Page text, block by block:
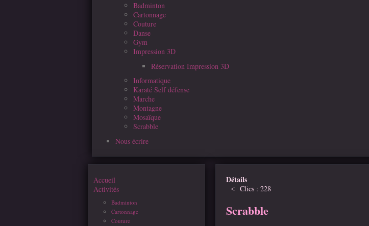
Badminton
Cartonnage
Couture
Danse
Gym
Impression 3D
Réservation Impression 3D
Informatique
Karaté Self défense
Marche
Montagne
Mosaïque
Scrabble
Nous écrire
Accueil
Activités
Badminton
Cartonnage
Couture
Détails
Clics : 228
Scrabble